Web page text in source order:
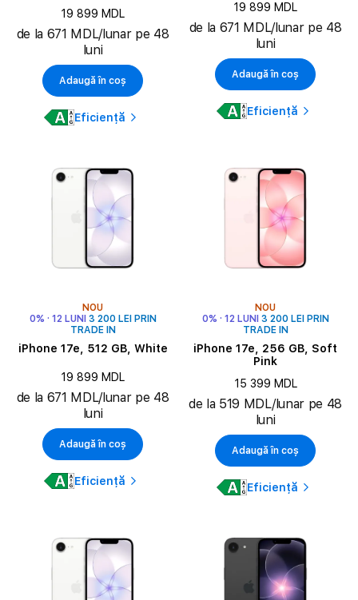
19 899 MDL
de la 671 MDL/lunar pe 48
luni
Adaugă în coș
Eficiență
19 899 MDL
de la 671 MDL/lunar pe 48
luni
Adaugă în coș
Eficiență
NOU
0% · 12 LUNI 3 200 LEI PRIN
TRADE IN
iPhone 17e, 512 GB, White
19 899 MDL
de la 671 MDL/lunar pe 48
luni
Adaugă în coș
Eficiență
NOU
0% · 12 LUNI 3 200 LEI PRIN
TRADE IN
iPhone 17e, 256 GB, Soft
Pink
15 399 MDL
de la 519 MDL/lunar pe 48
luni
Adaugă în coș
Eficiență